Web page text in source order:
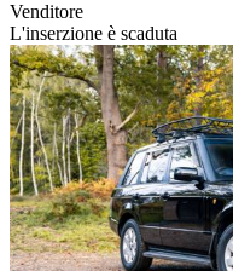
Venditore
L'inserzione è scaduta